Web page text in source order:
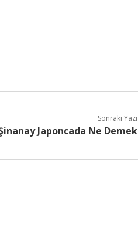
Sonraki Yazı
Japoncada Ne Demek